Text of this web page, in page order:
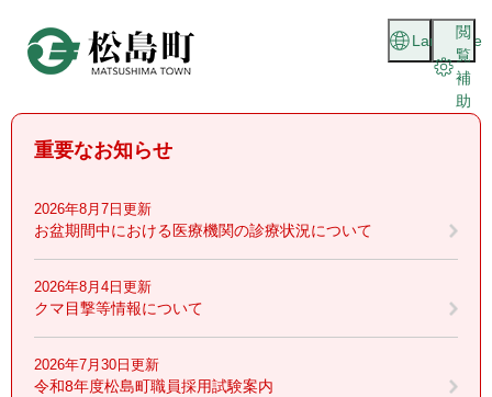
頭
閲
覧
補
助
Language
重要なお知らせ
2026年8月7日更新
お盆期間中における医療機関の診療状況について
2026年8月4日更新
クマ目撃等情報について
2026年7月30日更新
令和8年度松島町職員採用試験案内